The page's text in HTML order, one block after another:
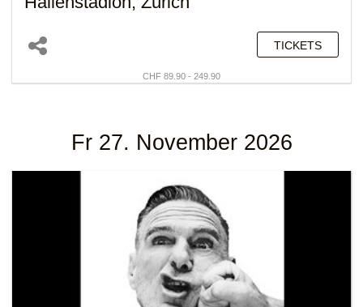
TICKETS
CHF 89.90 - 249.90
Fr 27. November 2026